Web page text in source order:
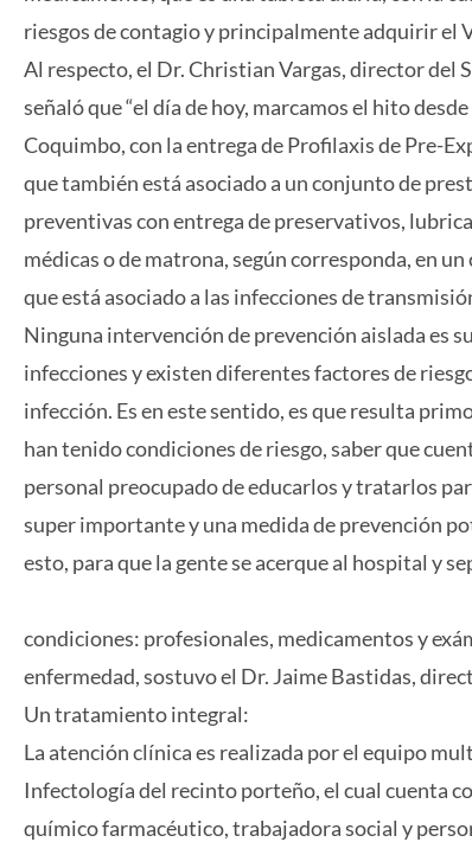
riesgos de contagio y principalmente adquirir el
Al respecto, el Dr. Christian Vargas, director del
señaló que “el día de hoy, marcamos el hito
Coquimbo, con la entrega de Profilaxis de Pre-
que también está asociado a un conjunto de
preventivas con entrega de preservativos,
médicas o de matrona, según corresponda, en
que está asociado a las infecciones de
Ninguna intervención de prevención aislada es
infecciones y existen diferentes factores de
infección. Es en este sentido, es que resulta
han tenido condiciones de riesgo, saber que
personal preocupado de educarlos y tratarlos
super importante y una medida de prevención
esto, para que la gente se acerque al hospital y
condiciones: profesionales, medicamentos y
enfermedad, sostuvo el Dr. Jaime Bastidas,
Un tratamiento integral:
La atención clínica es realizada por el equipo
Infectología del recinto porteño, el cual cuenta
químico farmacéutico, trabajadora social y